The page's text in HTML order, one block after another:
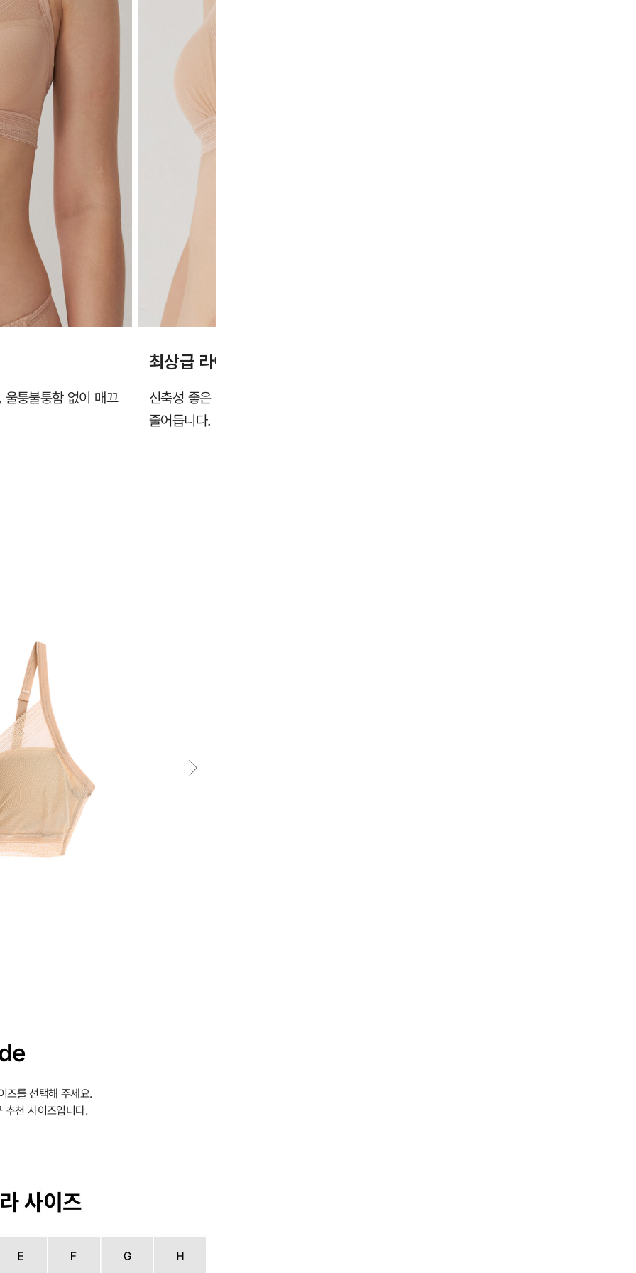
퉁불퉁함 없이 매끄
최상급 라이크라 원단
신축성 좋은 라이크라 원단을 사용해 어떤 움직임에도 적절하게 늘어나고
줄어듭니다.
즈를 선택해 주세요.
추천 사이즈입니다.